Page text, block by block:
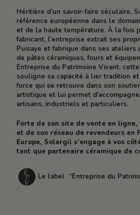
Héritière d’un savoir-faire séculaire,
référence européenne dans le
et de la haute température. À la fois
fabricant, l’entreprise extrait ses
Puisaye et fabrique dans ses ateliers
de pâtes céramiques, fours et
Entreprise du Patrimoine Vivant,
souligne sa capacité à lier tradition
force qui se retrouve dans son
artistique et lui permet
artisans, industriels et particuliers.
Forte de son site de vente en ligne,
et de son réseau de revendeurs en
Europe, Solargil s’engage à vos
tant que partenaire céramique de
Le label “Entreprise du